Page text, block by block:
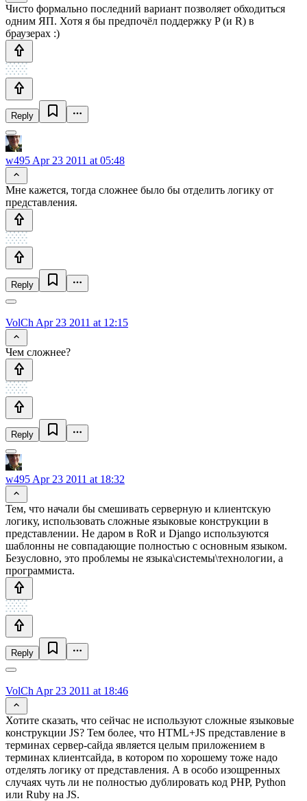
Чисто формально последний вариант позволяет обходиться
одним ЯП. Хотя я бы предпочёл поддержку P (и R) в
браузерах :)
Reply
w495 Apr 23 2011 at 05:48
Мне кажется, тогда сложнее было бы отделить логику от
представления.
Reply
VolCh Apr 23 2011 at 12:15
Чем сложнее?
Reply
w495 Apr 23 2011 at 18:32
Тем, что начали бы смешивать серверную и клиентскую
логику, использовать сложные языковые конструкции в
представлении. Не даром в RoR и Django используются
шаблонны не совпадающие полностью с основным языком.
Безусловно, это проблемы не языка\системы\технологии, а
программиста.
Reply
VolCh Apr 23 2011 at 18:46
Хотите сказать, что сейчас не используют сложные языковые
конструкции JS? Тем более, что HTML+JS представление в
терминах сервер-сайда является целым приложением в
терминах клиентсайда, в котором по хорошему тоже надо
отделять логику от представления. А в особо изощренных
случаях чуть ли не полностью дублировать код PHP, Python
или Ruby на JS.